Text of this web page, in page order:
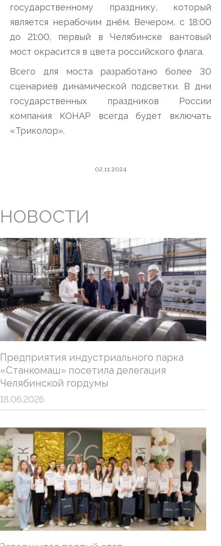
государственному празднику, который
является нерабочим днём. Вечером, с 18:00
до 21:00, первый в Челябинске вантовый
мост окрасится в цвета российского флага.
Всего для моста разработано более 30
сценариев динамической подсветки. В дни
государственных праздников России
компания КОНАР всегда будет включать
«Триколор».
02.11.2024
НОВОСТИ
Предприятия индустриального парка
«Станкомаш» посетила делегация
Челябинской гордумы
18.06.2026